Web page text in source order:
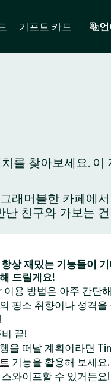
기프트 카드 언
를 찾아보세요.
래머블한 카페에
친구와 가보는
상 재밌는 기능들이
드릴게요!
이용 방법은 아주 간단
평소 취향이나 성격
끝!
을 떠날 계획이라면
기능을 활용해 보세
와이프할 수 있거든요!